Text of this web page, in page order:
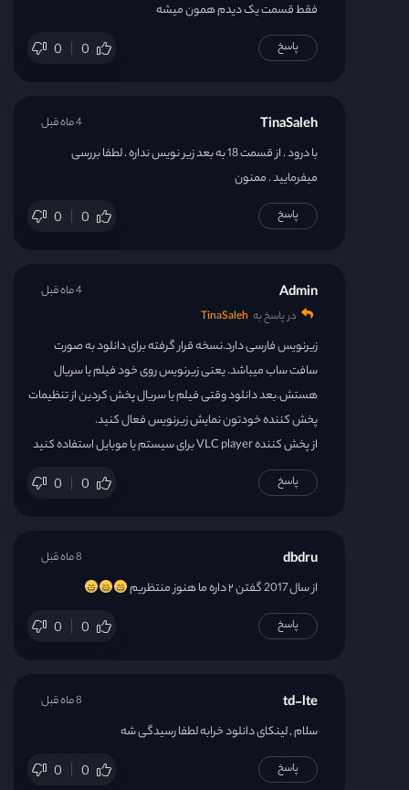
فقط قسمت یک دیدم همون میشه
0 0 پاسخ
TinaSaleh
با درود . از قسمت 18 به بعد زیر نویس نداره . لطفا بررسی
میفرمایید . ممنون
0 0
4 ماه قبل
پاسخ
Admin
در پاسخ به TinaSaleh
زیرنویس فارسی دارد.نسخه قرار گرفته برای دانلود به صورت
سافت ساب میباشد. یعنی زیرنویس روی خود فیلم یا سریال
هستش.بعد دانلود وقتی فیلم یا سریال پخش کردین از تنظیمات
پخش کننده خودتون نمایش زیرنویس فعال کنید.
از پخش کننده VLC player برای سیستم یا موبایل استفاده کنید
0 0
4 ماه قبل
پاسخ
dbdru
از سال 2017 گفتن ۲ داره ما هنوز منتظریم
0 0
8 ماه قبل
پاسخ
td-lte
سلام , لینکای دانلود خرابه لطفا رسیدگی شه
0 0
8 ماه قبل
پاسخ